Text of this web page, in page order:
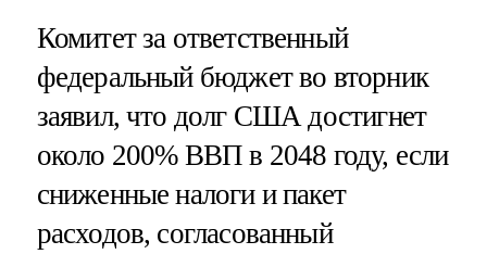
Комитет за ответственный
федеральный бюджет во вторник
заявил, что долг США достигнет
около 200% ВВП в 2048 году, если
сниженные налоги и пакет
расходов, согласованный